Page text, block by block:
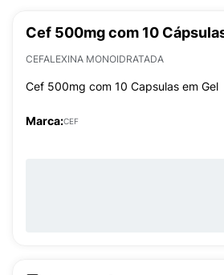
Cef 500mg com 10
CEFALEXINA MONOIDRATADA
Cef 500mg com 10 Capsulas em Gel
Marca:CEF